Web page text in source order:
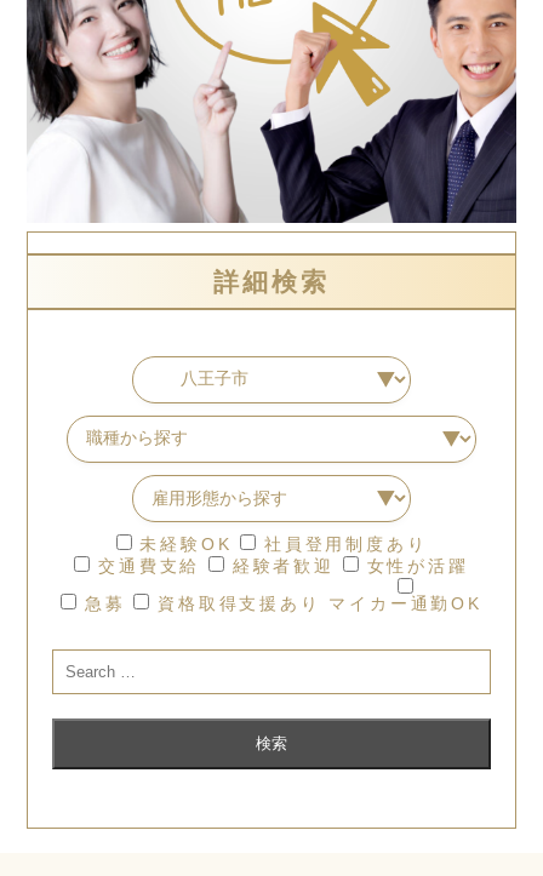
詳細検索
未経験OK
社員登用制度あり
交通費支給
経験者歓迎
女性が活躍
急募
資格取得支援あり マイカー通勤OK